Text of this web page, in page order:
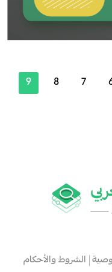
7
8
9
الشروط والأحكام